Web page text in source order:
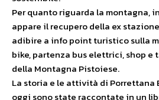
Per quanto riguarda la montagna,
appare il recupero della ex
adibire a info point turistico sulla
bike, partenza bus elettrici, shop e
della Montagna Pistoiese.
La storia e le attività di Porrettana
oggi sono state raccontate in un